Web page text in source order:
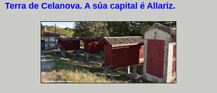
Terra de Celanova. A súa capital é Allariz.